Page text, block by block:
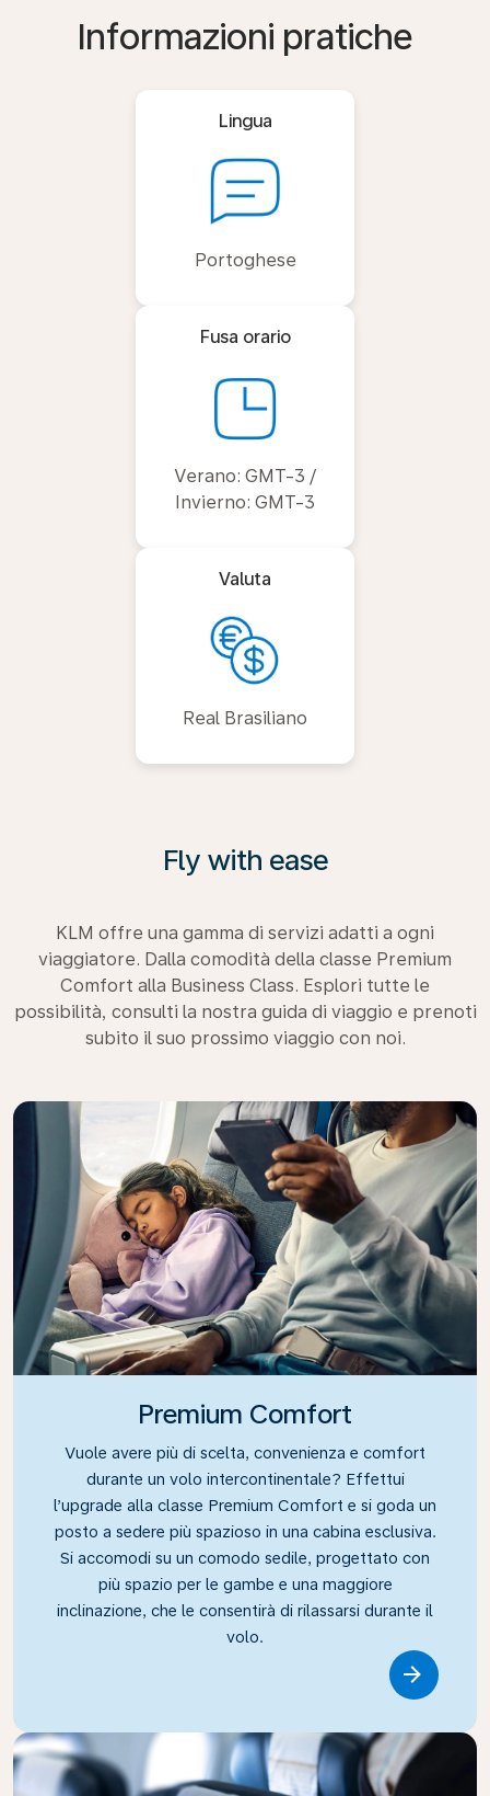
Informazioni pratiche
Lingua
Portoghese
Fusa orario
Verano: GMT-3 /
Invierno: GMT-3
Valuta
Real Brasiliano
Fly with ease
KLM offre una gamma di servizi adatti a ogni
viaggiatore. Dalla comodità della classe Premium
Comfort alla Business Class. Esplori tutte le
possibilità, consulti la nostra guida di viaggio e prenoti
subito il suo prossimo viaggio con noi.
Premium Comfort
Vuole avere più di scelta, convenienza e comfort
durante un volo intercontinentale? Effettui
l’upgrade alla classe Premium Comfort e si goda un
posto a sedere più spazioso in una cabina esclusiva.
Si accomodi su un comodo sedile, progettato con
più spazio per le gambe e una maggiore
inclinazione, che le consentirà di rilassarsi durante il
volo.